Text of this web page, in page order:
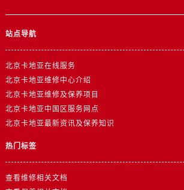
站点导航
北京卡地亚在线服务
北京卡地亚维修中心介绍
北京卡地亚维修及保养项目
北京卡地亚中国区服务网点
北京卡地亚最新资讯及保养知识
热门标签
查看维修相关文档